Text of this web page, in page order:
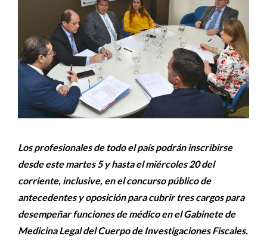
Los profesionales de todo el país podrán inscribirse
desde este martes 5 y hasta el miércoles 20 del
corriente, inclusive, en el concurso público de
antecedentes y oposición para cubrir tres cargos para
desempeñar funciones de médico en el Gabinete de
Medicina Legal del Cuerpo de Investigaciones Fiscales.